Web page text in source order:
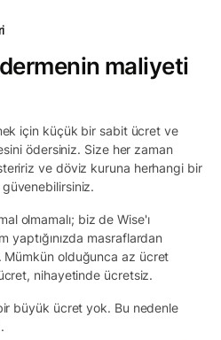
maliyeti
için küçük bir sabit ücret ve
ödersiniz. Size her zaman
ve döviz kuruna herhangi bir
olmamalı; biz de Wise'ı
yaptığınızda masraflardan
olduğunca az ücret
nihayetinde ücretsiz.
büyük ücret yok. Bu nedenle